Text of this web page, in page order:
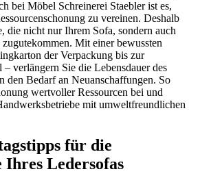
bei Möbel Schreinerei Staebler ist es,
zu vereinen. Deshalb
die nicht nur Ihrem Sofa, sondern auch
Mit einer bewussten
der Verpackung bis zur
verlängern Sie die Lebensdauer des
den Bedarf an Neuanschaffungen. So
wertvoller Ressourcen bei und
mit umweltfreundlichen
für die
Ledersofas